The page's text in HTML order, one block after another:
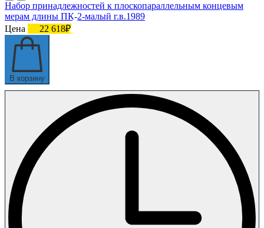
Набор принадлежностей к плоскопараллельным концевым
мерам длины ПК-2-малый г.в.1989
Цена
22 618₽
В корзину